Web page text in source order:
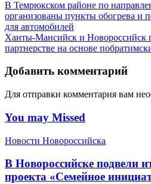
В Темрюкском районе по
организованы пункты обогрева и
для автомобилей
Ханты-Мансийск и Новороссийск
партнерстве на основе
Добавить комментарий
Для отправки комментария вам
You may Missed
Новости Новороссийска
В Новороссийске подвели
проекта «Семейное